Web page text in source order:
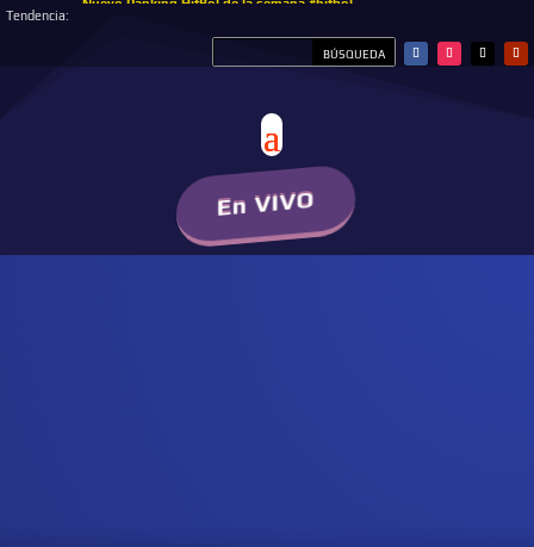
Tendencia:
Nuevo Ranking HitBol de la semana #hitbol
En VIVO